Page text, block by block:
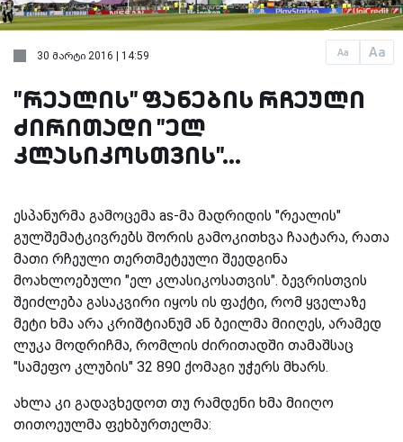
Aa Aa
30 მარტი 2016 | 14:59
"რეალის" ფანების რჩეული
ძირითადი "ელ
კლასიკოსთვის"...
ესპანურმა გამოცემა as-მა მადრიდის "რეალის"
გულშემატკივრებს შორის გამოკითხვა ჩაატარა, რათა
მათი რჩეული თერთმეტეული შეედგინა
მოახლოებული "ელ კლასიკოსათვის". ბევრისთვის
შეიძლება გასაკვირი იყოს ის ფაქტი, რომ ყველაზე
მეტი ხმა არა კრიშტიანუმ ან ბეილმა მიიღეს, არამედ
ლუკა მოდრიჩმა, რომლის ძირითადში თამაშსაც
"სამეფო კლუბის" 32 890 ქომაგი უჭერს მხარს.
ახლა კი გადავხედოთ თუ რამდენი ხმა მიიღო
თითოეულმა ფეხბურთელმა: